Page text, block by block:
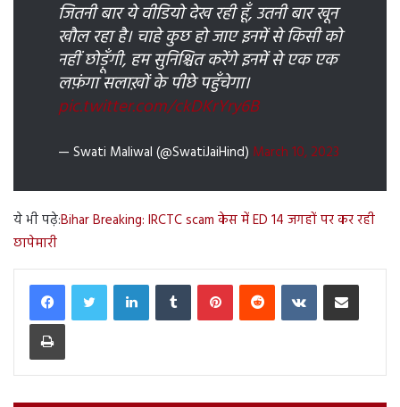
जितनी बार ये वीडियो देख रही हूँ, उतनी बार खून
खौल रहा है। चाहे कुछ हो जाए इनमें से किसी को
नहीं छोड़ूँगी, हम सुनिश्चित करेंगे इनमें से एक एक
लफ़ंगा सलाख़ों के पीछे पहुँचेगा।
pic.twitter.com/ckDKrYry6B
— Swati Maliwal (@SwatiJaiHind) March 10, 2023
ये भी पढ़े:Bihar Breaking: IRCTC scam केस में ED 14 जगहों पर कर रही
छापेमारी
LinkedInTumblr PinterestReddit VKontakteShare via Email
Print